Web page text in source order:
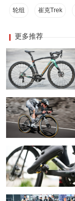
轮组 崔克Trek
更多推荐